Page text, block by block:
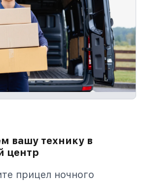
вашу технику в
центр
прицел ночного